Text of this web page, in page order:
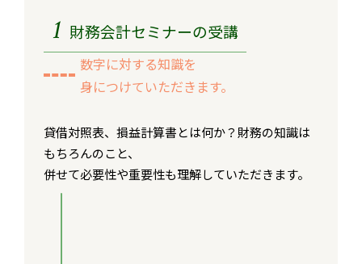
1 財務会計セミナーの受講
数字に対する知識を
身につけていただきます。
貸借対照表、損益計算書とは何か？財務の知識は
もちろんのこと、
併せて必要性や重要性も理解していただきます。